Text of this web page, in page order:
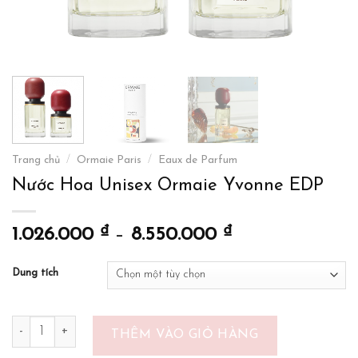
Trang chủ / Ormaie Paris / Eaux de Parfum
Nước Hoa Unisex Ormaie Yvonne EDP
1.026.000 ₫ – 8.550.000 ₫
Dung tích
Nước Hoa Unisex Ormaie Yvonne EDP số lượng
THÊM VÀO GIỎ HÀNG